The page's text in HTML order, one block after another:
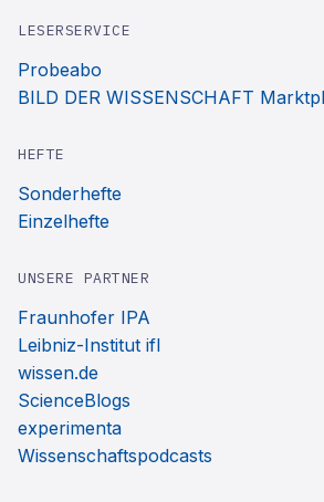
LESERSERVICE
Probeabo
BILD DER WISSENSCHAFT
HEFTE
Sonderhefte
Einzelhefte
UNSERE PARTNER
Fraunhofer IPA
Leibniz-Institut ifl
wissen.de
ScienceBlogs
experimenta
Wissenschaftspodcasts